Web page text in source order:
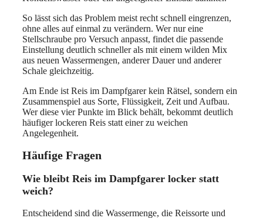
So lässt sich das Problem meist recht schnell eingrenzen,
ohne alles auf einmal zu verändern. Wer nur eine
Stellschraube pro Versuch anpasst, findet die passende
Einstellung deutlich schneller als mit einem wilden Mix
aus neuen Wassermengen, anderer Dauer und anderer
Schale gleichzeitig.
Am Ende ist Reis im Dampfgarer kein Rätsel, sondern ein
Zusammenspiel aus Sorte, Flüssigkeit, Zeit und Aufbau.
Wer diese vier Punkte im Blick behält, bekommt deutlich
häufiger lockeren Reis statt einer zu weichen
Angelegenheit.
Häufige Fragen
Wie bleibt Reis im Dampfgarer locker statt
weich?
Entscheidend sind die Wassermenge, die Reissorte und